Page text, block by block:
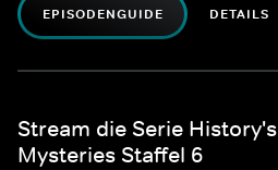
EPISODENGUIDE DETAILS
Stream die Serie
Mysteries Staffel 6